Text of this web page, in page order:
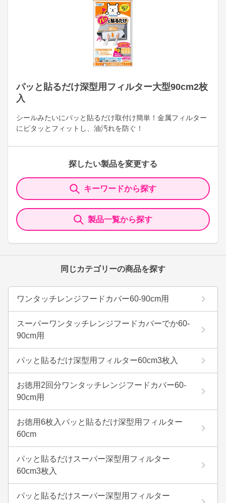
パッと貼るだけ深型用フィルター大型90cm2枚
入
シールみたいにパッと貼るだけ取付け簡単！金属フィルター
にピタッとフィットし、油汚れを防ぐ！
探したい製品を変更する
キーワードから探す
製品一覧から探す
同じカテゴリーの商品を探す
ワンタッチレンジフードカバー60-90cm用
スーパーワンタッチレンジフードカバーでか60-
90cm用
パッと貼るだけ深型用フィルター60cm3枚入
お徳用2回分ワンタッチレンジフードカバー60-
90cm用
お徳用6枚入パッと貼るだけ深型用フィルター
60cm
パッと貼るだけスーパー深型用フィルター
60cm3枚入
パッと貼るだけスーパー深型用フィルター